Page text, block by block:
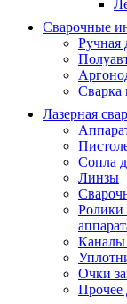
Сварочные
Ручная
Сварка
Лазерная
Сопла
Линзы
Ролики
Каналы
Очки
Прочее